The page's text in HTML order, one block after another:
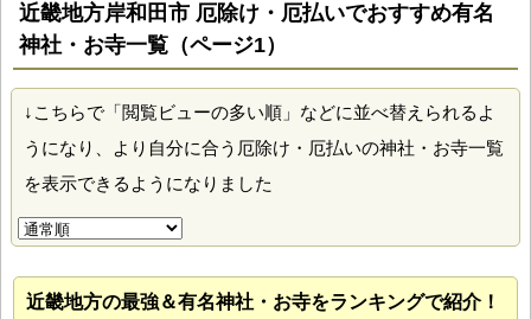
近畿地方岸和田市 厄除け・厄払いでおすすめ有名
神社・お寺一覧（ページ1）
↓こちらで「閲覧ビューの多い順」などに並べ替えられるよ
うになり、より自分に合う厄除け・厄払いの神社・お寺一覧
を表示できるようになりました
近畿地方の最強＆有名神社・お寺をランキングで紹介！